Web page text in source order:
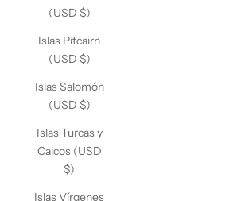
(USD $)
Islas Pitcairn
(USD $)
Islas Salomón
(USD $)
Islas Turcas y
Caicos (USD
$)
Islas Vírgenes